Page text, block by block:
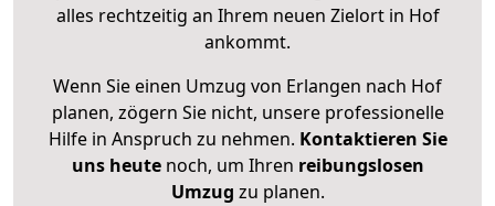
alles rechtzeitig an Ihrem neuen Zielort in Hof
ankommt.
Wenn Sie einen Umzug von Erlangen nach Hof
planen, zögern Sie nicht, unsere professionelle
Hilfe in Anspruch zu nehmen. Kontaktieren Sie
uns heutenoch, um Ihren reibungslosen
Umzug zu planen.